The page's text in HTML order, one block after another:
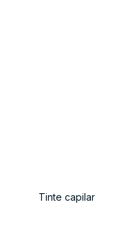
Tinte capilar